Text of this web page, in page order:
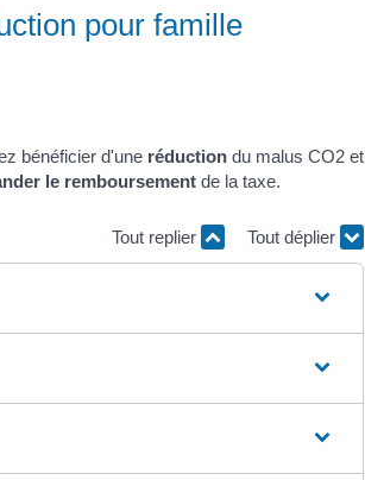
pour famille
bénéficier d'une réduction du malus CO2 et
le remboursement de la taxe.
Tout replier Tout déplier